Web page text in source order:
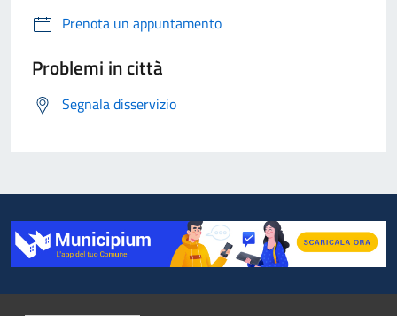
Prenota un appuntamento
Problemi in città
Segnala disservizio